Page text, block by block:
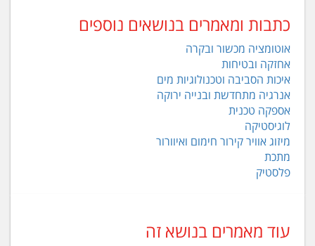
כתבות ומאמרים בנושאים נוספים
אוטומציה מכשור ובקרה
אחזקה ובטיחות
איכות הסביבה וטכנולוגיות מים
אנרגיה מתחדשת ובנייה ירוקה
אספקה טכנית
לוגיסטיקה
מיזוג אוויר קירור חימום ואיוורור
מתכת
פלסטיק
עוד מאמרים בנושא זה